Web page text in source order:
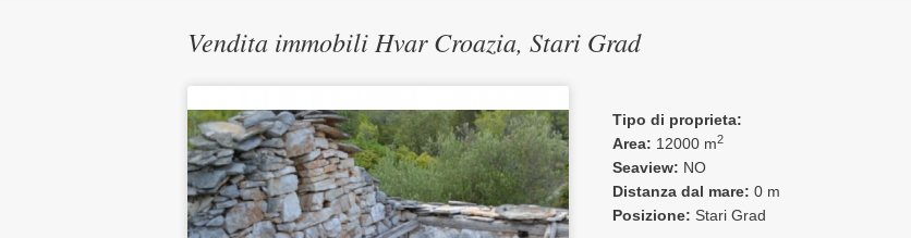
Vendita immobili Hvar Croazia, Stari Grad
Tipo di proprieta:
Area: 12000 m2
Seaview: NO
Distanza dal mare: 0 m
Posizione: Stari Grad